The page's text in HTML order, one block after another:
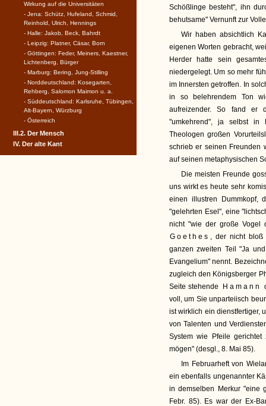
Schößlinge besteht", ihn
behutsame" Vernunft zur
Wir haben absichtlich
eigenen Worten gebracht,
Herder hatte sein
niedergelegt. Um so mehr
im Innersten getroffen. In
in so belehrendem Ton
aufreizender. So fand er
"umkehrend", ja selbst in
Theologen großen
schrieb er seinen Freunden
auf seinen metaphysischen
Die meisten Freunde
uns wirkt es heute sehr
einen illustren Dummkopf,
"gelehrten Esel", eine
nicht "wie der große Vogel
Goethes , der nicht bloß
ganzen zweiten Teil "Ja
Evangelium" nennt.
zugleich den Königsberger
Seite stehende
Hamann
voll, um Sie unparteiisch
ist wirklich ein dienstfertiger,
von Talenten und
System wie Pfeile
mögen" (desgl., 8. Mai 85).
Im Februarheft von
ein ebenfalls ungenannter
in demselben Merkur "eine
Febr. 85). Es war der Ex-
Wirkung auf die Universitäten
- Jena: Schütz, Hufeland, Schmid,
Reinhold, Ulrich, Hennings
- Halle: Jakob, Beck, Bahrdt
- Leipzig: Platner, Cäsar, Born
- Göttingen: Feder, Meiners, Kaestner,
Lichtenberg, Bürger
- Marburg: Bering, Jung-Stilling
- Norddeutschland: Kosegarten,
Rehberg, Salomon Maimon u. a.
- Süddeutschland: Karlsruhe, Tübingen,
Alt-Bayern, Würzburg
- Österreich
III.2. Der Mensch
IV. Der alte Kant